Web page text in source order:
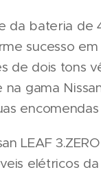
da bateria
sucesso
de dois tons
gama
LEAF
elétricos da